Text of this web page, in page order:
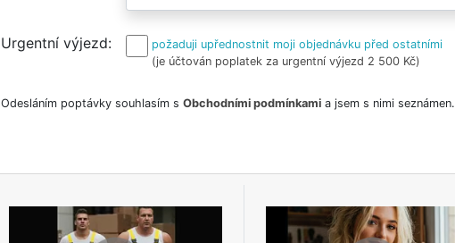
Urgentní výjezd
požaduji upřednostnit moji objednávku před ostatními
(je účtován poplatek za urgentní výjezd 2 500 Kč)
Odesláním poptávky souhlasím s Obchodními podmínkamia jsem s nimi seznámen.